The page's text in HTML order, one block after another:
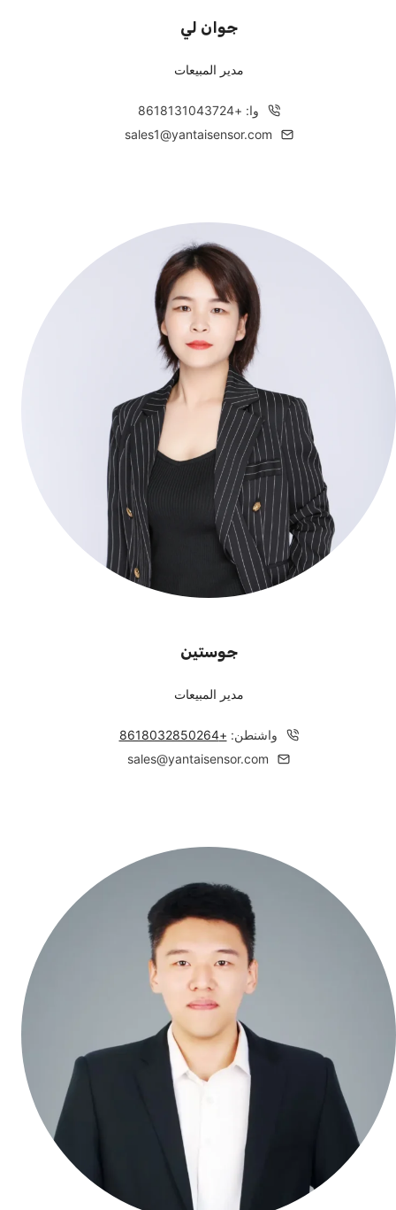
جوان لي
مدير المبيعات
وا: +8618131043724
sales1@yantaisensor.com
جوستين
مدير المبيعات
واشنطن: +
8618032850264
sales@yantaisensor.com